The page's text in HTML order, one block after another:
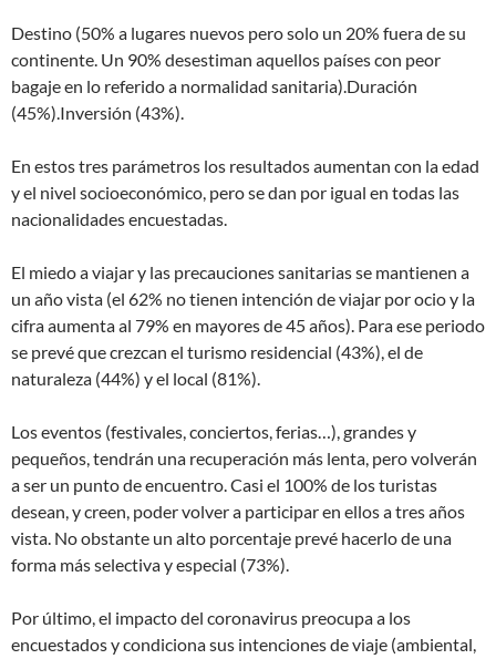
Destino (50% a lugares nuevos pero solo un 20% fuera de su
continente. Un 90% desestiman aquellos países con peor
bagaje en lo referido a normalidad sanitaria).Duración
(45%).Inversión (43%).
En estos tres parámetros los resultados aumentan con la edad
y el nivel socioeconómico, pero se dan por igual en todas las
nacionalidades encuestadas.
El miedo a viajar y las precauciones sanitarias se mantienen a
un año vista (el 62% no tienen intención de viajar por ocio y la
cifra aumenta al 79% en mayores de 45 años). Para ese periodo
se prevé que crezcan el turismo residencial (43%), el de
naturaleza (44%) y el local (81%).
Los eventos (festivales, conciertos, ferias…), grandes y
pequeños, tendrán una recuperación más lenta, pero volverán
a ser un punto de encuentro. Casi el 100% de los turistas
desean, y creen, poder volver a participar en ellos a tres años
vista. No obstante un alto porcentaje prevé hacerlo de una
forma más selectiva y especial (73%).
Por último, el impacto del coronavirus preocupa a los
encuestados y condiciona sus intenciones de viaje (ambiental,